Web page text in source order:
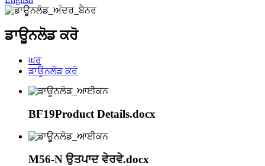
ਡਾਊਨਲੋਡ ਕਰੋ
ਘਰ
ਡਾਊਨਲੋਡ ਕਰੋ
BF19Product Details.docx
M56-N ਉਤਪਾਦ ਵੇਰਵੇ.docx